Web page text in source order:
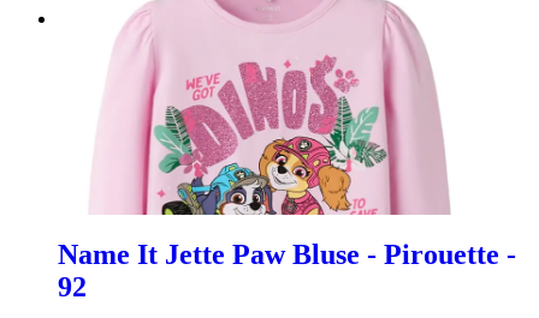
Name It Jette Paw Bluse - Pirouette -
92